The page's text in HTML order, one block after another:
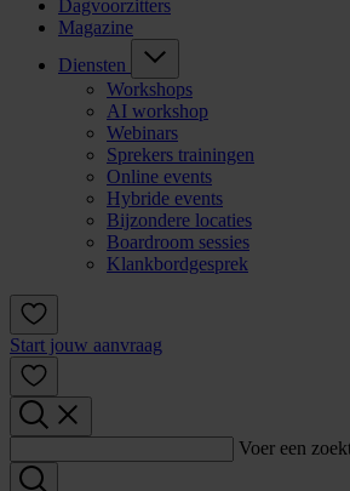
Dagvoorzitters
Magazine
Diensten
Workshops
AI workshop
Webinars
Sprekers trainingen
Online events
Hybride events
Bijzondere locaties
Boardroom sessies
Klankbordgesprek
Start jouw aanvraag
Voer een